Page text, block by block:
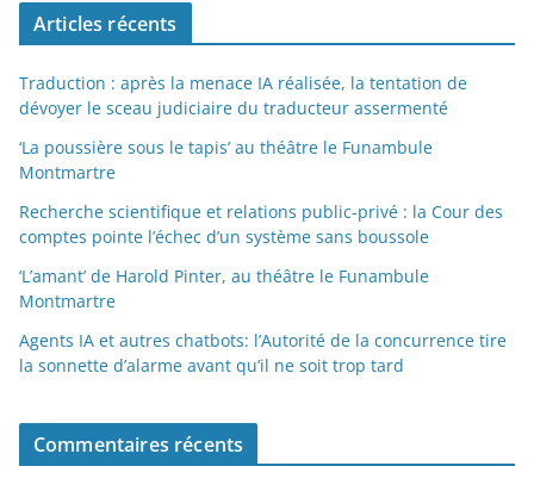
Articles récents
Traduction : après la menace IA réalisée, la tentation de
dévoyer le sceau judiciaire du traducteur assermenté
‘La poussière sous le tapis’ au théâtre le Funambule
Montmartre
Recherche scientifique et relations public-privé : la Cour des
comptes pointe l’échec d’un système sans boussole
‘L’amant’ de Harold Pinter, au théâtre le Funambule
Montmartre
Agents IA et autres chatbots: l’Autorité de la concurrence tire
la sonnette d’alarme avant qu’il ne soit trop tard
Commentaires récents